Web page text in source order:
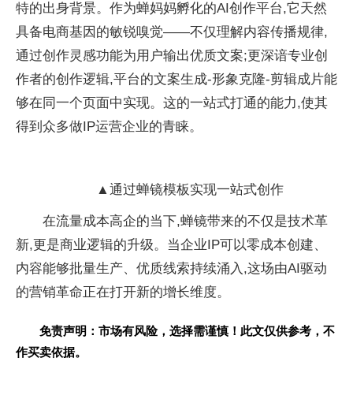
特的出身背景。作为蝉妈妈孵化的AI创作平台,它天然
具备电商基因的敏锐嗅觉——不仅理解内容传播规律,
通过创作灵感功能为用户输出优质文案;更深谙专业创
作者的创作逻辑,平台的文案生成-形象克隆-剪辑成片能
够在同一个页面中实现。这的一站式打通的能力,使其
得到众多做IP运营企业的青睐。
▲通过蝉镜模板实现一站式创作
在流量成本高企的当下,蝉镜带来的不仅是技术革
新,更是商业逻辑的升级。当企业IP可以零成本创建、
内容能够批量生产、优质线索持续涌入,这场由AI驱动
的营销革命正在打开新的增长维度。
免责声明：市场有风险，选择需谨慎！此文仅供参考，不
作买卖依据。